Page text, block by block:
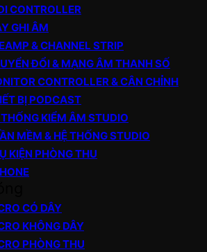
CONTROLLER
GHI ÂM
& CHANNEL STRIP
ĐỔI & MẠNG ÂM THANH SỐ
CONTROLLER & CÂN CHỈNH
BỊ PODCAST
THỐNG KIỂM ÂM STUDIO
MỀM & HỆ THỐNG STUDIO
KIỆN PHÒNG THU
CÓ DÂY
KHÔNG DÂY
PHÒNG THU